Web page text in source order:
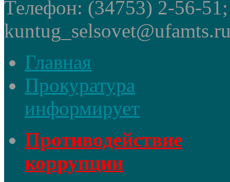
Телефон: (34753) 2-56-
Главная
Прокуратура
информирует
Противодействие
коррупции